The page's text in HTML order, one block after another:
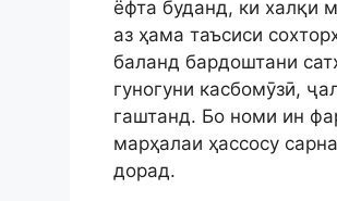
ёфта буданд, ки халқи
аз ҳама таъсиси
баланд бардоштани
гуногуни касбомӯзӣ,
гаштанд. Бо номи ин
марҳалаи ҳассосу
дорад.